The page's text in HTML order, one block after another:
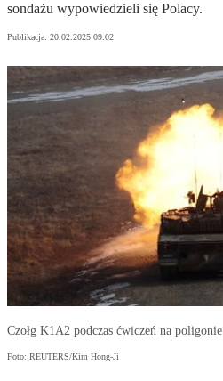
sondażu wypowiedzieli się Polacy.
Publikacja: 20.02.2025 09:02
Czołg K1A2 podczas ćwiczeń na poligonie
Foto: REUTERS/Kim Hong-Ji